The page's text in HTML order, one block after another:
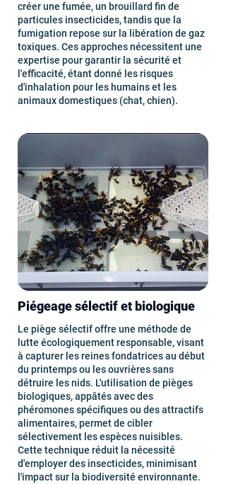
créer une fumée, un brouillard fin de
particules insecticides, tandis que la
fumigation repose sur la libération de gaz
toxiques. Ces approches nécessitent une
expertise pour garantir la sécurité et
l'efficacité, étant donné les risques
d'inhalation pour les humains et les
animaux domestiques (chat, chien).
Piégeage sélectif et biologique
Le piège sélectif offre une méthode de
lutte écologiquement responsable, visant
à capturer les reines fondatrices au début
du printemps ou les ouvrières sans
détruire les nids. L'utilisation de pièges
biologiques, appâtés avec des
phéromones spécifiques ou des attractifs
alimentaires, permet de cibler
sélectivement les espèces nuisibles.
Cette technique réduit la nécessité
d'employer des insecticides, minimisant
l'impact sur la biodiversité environnante.